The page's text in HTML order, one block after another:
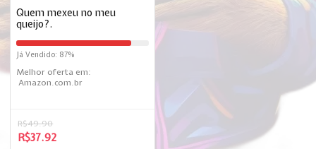
Quem mexeu no meu
queijo?.
Já Vendido: 87%
Melhor oferta em:
Amazon.com.br
R$49.90
R$37.92